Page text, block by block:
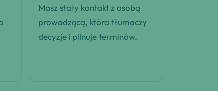
Masz stały kontakt z osobą
prowadzącą, która tłumaczy
decyzje i pilnuje terminów.